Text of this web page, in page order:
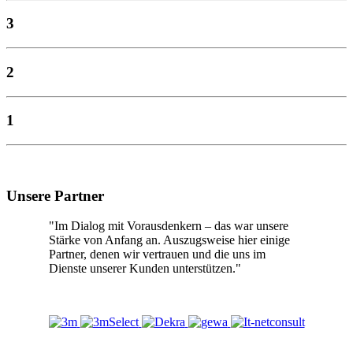
3
2
1
Unsere Partner
"Im Dialog mit Vorausdenkern – das war unsere
Stärke von Anfang an. Auszugsweise hier einige
Partner, denen wir vertrauen und die uns im
Dienste unserer Kunden unterstützen."